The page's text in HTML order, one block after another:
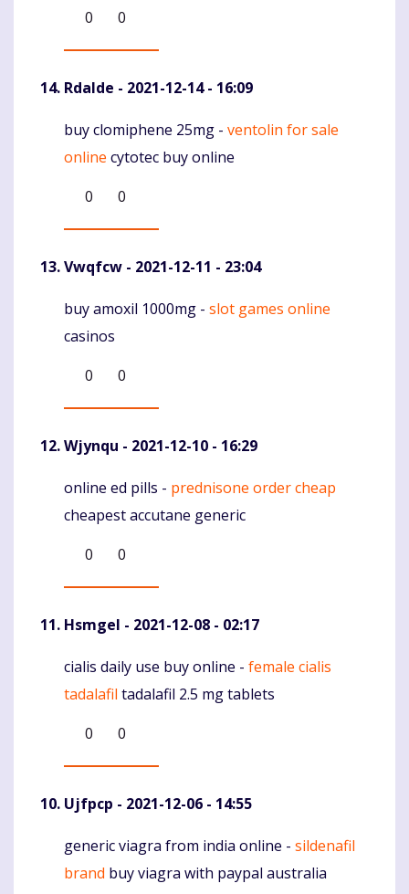
0
0
Rdalde - 2021-12-14 - 16:09
Komentaras
buy clomiphene 25mg - ventolin for sale
online cytotec buy online
0
0
Vwqfcw - 2021-12-11 - 23:04
Komentaras
buy amoxil 1000mg - slot games online
casinos
0
0
Wjynqu - 2021-12-10 - 16:29
Komentaras
online ed pills - prednisone order cheap
cheapest accutane generic
0
0
Hsmgel - 2021-12-08 - 02:17
Komentaras
cialis daily use buy online - female cialis
tadalafil tadalafil 2.5 mg tablets
0
0
Ujfpcp - 2021-12-06 - 14:55
Komentaras
generic viagra from india online - sildenafil
brand buy viagra with paypal australia